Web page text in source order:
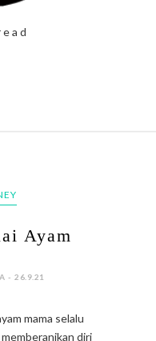
a d
Ayam
- 26.9.21
mama selalu
diri